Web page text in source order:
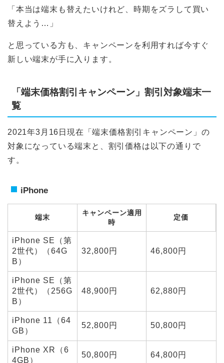
「本当は端末も替えたいけれど、時期をズラして買い
替えよう…」
と思っている方も、キャンペーンを利用すれば今すぐ
新しい端末が手に入ります。
「端末価格割引キャンペーン」割引対象端末一
覧
2021年3月16日現在「端末価格割引キャンペーン」の
対象になっている端末と、割引価格は以下の通りで
す。
iPhone
端末
キャンペーン適用
時
定価
iPhone SE（第
2世代）（64G
B）
32,800円 46,800円
iPhone SE（第
2世代）（256G
B）
48,900円 62,880円
iPhone 11（64
GB）
52,800円 50,800円
iPhone XR（6
4GB）
50,800円 64,800円